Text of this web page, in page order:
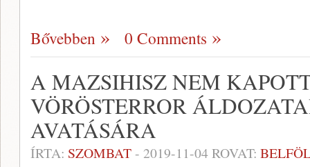
Bővebben 0 Comments
A MAZSIHISZ NEM
VÖRÖSTERROR
AVATÁSÁRA
ÍRTA: SZOMBAT- 2019-11-04ROVAT: